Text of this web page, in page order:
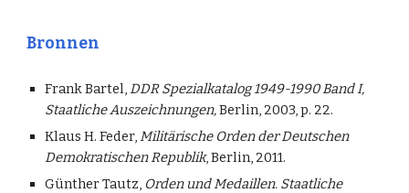
Bronnen
Frank Bartel,DDR Spezialkatalog 1949-1990 Band I,
Staatliche Auszeichnungen,Berlin, 2003, p. 22.
Klaus H. Feder,Militärische Orden der Deutschen
Demokratischen Republik, Berlin, 2011.
Günther Tautz, Orden und Medaillen. Staatliche